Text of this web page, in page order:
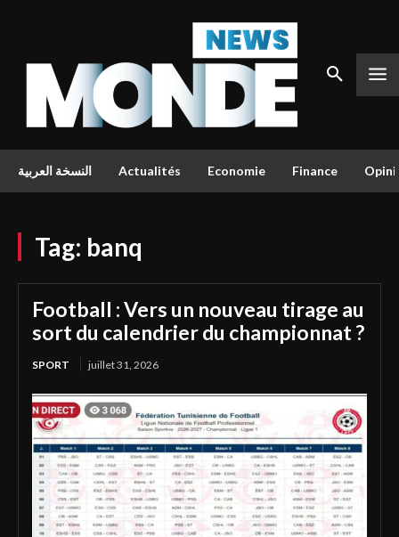
النسخة العربية Actualités Economie Finance
Tag: banq
Football : Vers un nouveau tirage au
sort du calendrier du championnat ?
SPORT juillet 31, 2026